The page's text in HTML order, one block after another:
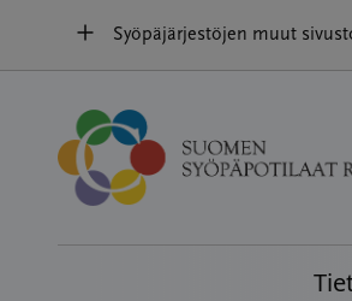
sisältöön
Syöpäjärjestöjen muut